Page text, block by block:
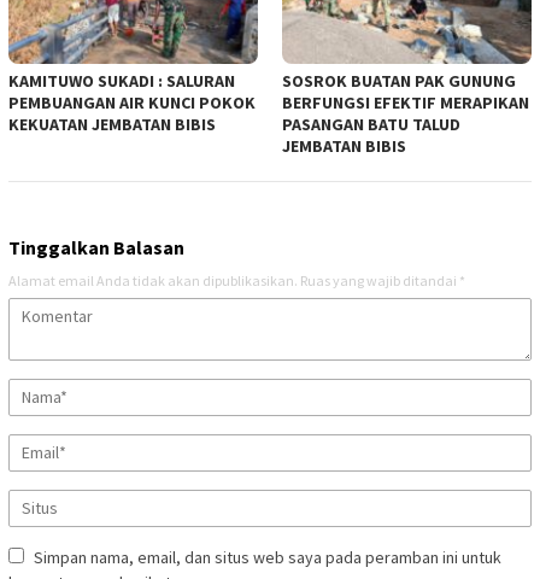
KAMITUWO SUKADI : SALURAN
PEMBUANGAN AIR KUNCI POKOK
KEKUATAN JEMBATAN BIBIS
SOSROK BUATAN PAK GUNUNG
BERFUNGSI EFEKTIF MERAPIKAN
PASANGAN BATU TALUD
JEMBATAN BIBIS
Tinggalkan Balasan
Alamat email Anda tidak akan dipublikasikan. Ruas yang wajib ditandai *
Simpan nama, email, dan situs web saya pada peramban ini untuk